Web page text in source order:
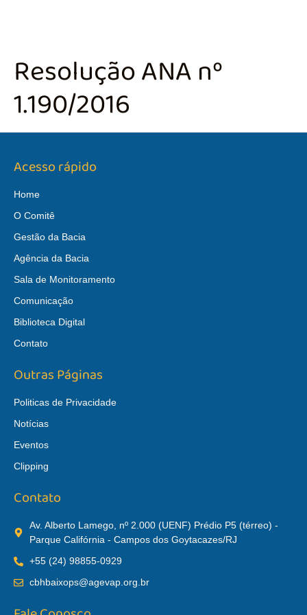
Resolução ANA nº
1.190/2016
Acesso rápido
Home
O Comitê
Gestão da Bacia
Agência da Bacia
Sala de Monitoramento
Comunicação
Biblioteca Digital
Contato
Outras Páginas
Politicas de Privacidade
Notícias
Eventos
Clipping
Contato
Av. Alberto Lamego, nº 2.000 (UENF) Prédio P5 (térreo) -
Parque Califórnia - Campos dos Goytacazes/RJ
+55 (24) 98855-0929
cbhbaixops@agevap.org.br